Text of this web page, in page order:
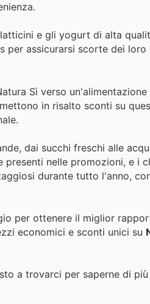
e gli yogurt di alta
per assicurarsi scorte dei
Sì verso
in risalto sconti su
dai succhi freschi alle
nelle promozioni, e i
durante tutto l'anno,
per ottenere il miglior
economici e sconti unici su
a trovarci per saperne di